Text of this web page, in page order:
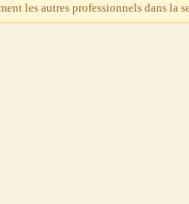
les autres professionnels dans la